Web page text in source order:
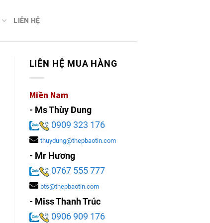
LIÊN HỆ
LIÊN HỆ MUA HÀNG
Miền Nam
- Ms Thùy Dung
0909 323 176
thuydung@thepbaotin.com
- Mr Hương
0767 555 777
bts@thepbaotin.com
- Miss Thanh Trúc
0906 909 176